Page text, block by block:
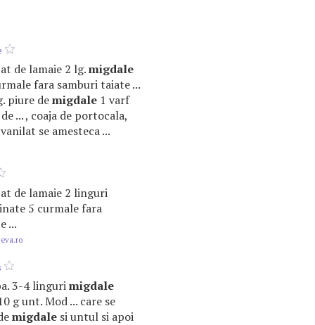
de lamaie 2 lg.migdale
fara samburi taiate ...
piure demigdale 1 varf
... , coaja de portocala,
se amesteca ...
de lamaie 2 linguri
5 curmale fara
...
3-4 lingurimigdale
g unt. Mod ... care se
migdale si untul si apoi